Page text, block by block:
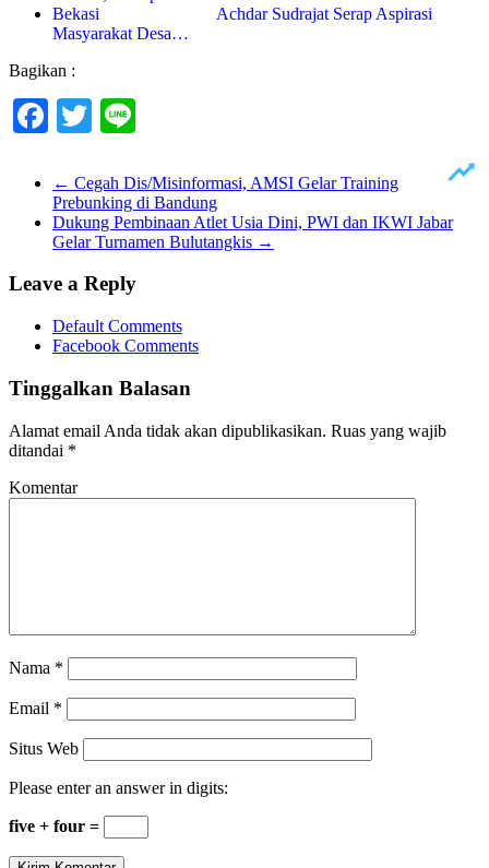
Achdar Sudrajat Serap Aspirasi
Masyarakat Desa…
Bagikan :
Facebook
Twitter
← Cegah Dis/Misinformasi, AMSI Gelar Training
Prebunking di Bandung
Dukung Pembinaan Atlet Usia Dini, PWI dan IKWI Jabar
Gelar Turnamen Bulutangkis →
Leave a Reply
Default Comments
Facebook Comments
Tinggalkan Balasan
Alamat email Anda tidak akan dipublikasikan. Ruas yang wajib
ditandai *
Komentar
Nama *
Email *
Situs Web
Please enter an answer in digits:
five + four =